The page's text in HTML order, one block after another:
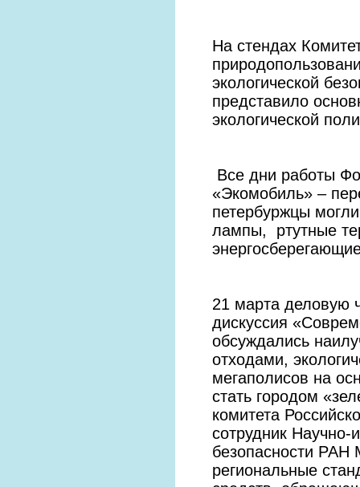
На стендах
экологической
представило
экологической
Все дни работы
«Экомобиль» –
петербуржцы
лампы, ртутные
21 марта деловую
дискуссия
обсуждались
отходами,
мегаполисов на
стать городом
комитета
сотрудник Научно-
безопасности РАН
региональные